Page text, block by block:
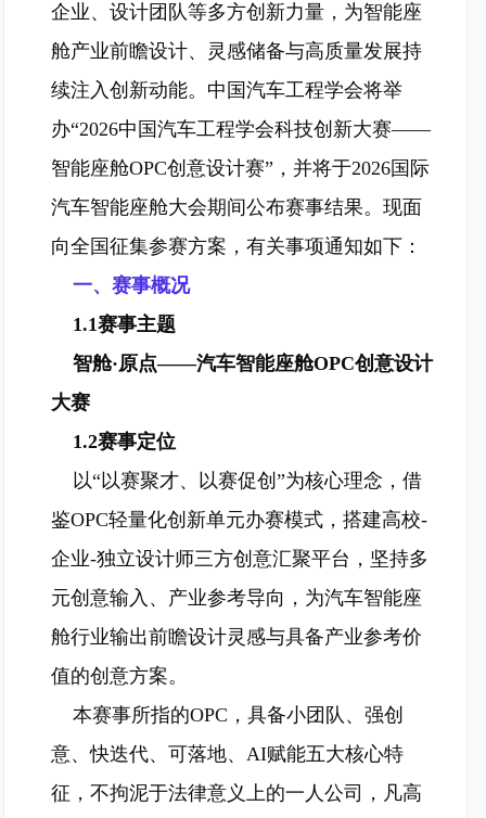
企业、设计团队等多方创新力量，为智能座
舱产业前瞻设计、灵感储备与高质量发展持
续注入创新动能。中国汽车工程学会将举
办“2026中国汽车工程学会科技创新大赛——
智能座舱OPC创意设计赛”，并将于2026国际
汽车智能座舱大会期间公布赛事结果。现面
向全国征集参赛方案，有关事项通知如下：
一、赛事概况
1.1赛事主题
智舱·原点——汽车智能座舱OPC创意设计
大赛
1.2赛事定位
以“以赛聚才、以赛促创”为核心理念，借
鉴OPC轻量化创新单元办赛模式，搭建高校-
企业-独立设计师三方创意汇聚平台，坚持多
元创意输入、产业参考导向，为汽车智能座
舱行业输出前瞻设计灵感与具备产业参考价
值的创意方案。
本赛事所指的OPC，具备小团队、强创
意、快迭代、可落地、AI赋能五大核心特
征，不拘泥于法律意义上的一人公司，凡高